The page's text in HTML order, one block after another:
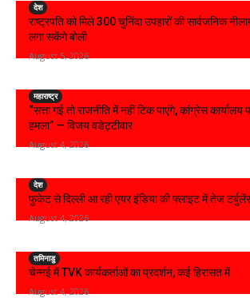
देश
राष्ट्रपति को मिले 300 चुनिंदा उपहारों की सार्वजनिक
लगा सकेंगे बोली
August 5, 2026
महाराष्ट्र
“सत्ता गई तो राजनीति में नहीं टिक पाएंगे, कांग्रेस
हमला” — विजय वडेट्टीवार
August 4, 2026
देश
फुकेट से दिल्ली आ रही एयर इंडिया की फ्लाइट में तेज
August 4, 2026
तमिनाडु
चेन्नई में TVK कार्यकर्ताओं का प्रदर्शन, कई हिरासत में
August 4, 2026